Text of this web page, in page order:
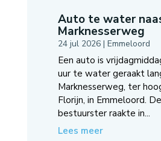
Auto te water
Marknesserweg
24 jul 2026| Emmeloord
Een auto is
uur te water geraakt
Marknesserweg, ter
Florijn, in Emmeloord. De
bestuurster raakte in...
Lees meer